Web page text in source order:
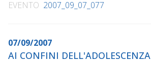
EVENTO 2007_09_07_077
07/09/2007
AI CONFINI DELL'ADOLESCENZA